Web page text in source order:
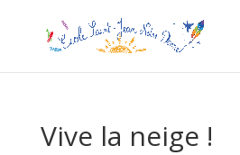
Vive la neige !